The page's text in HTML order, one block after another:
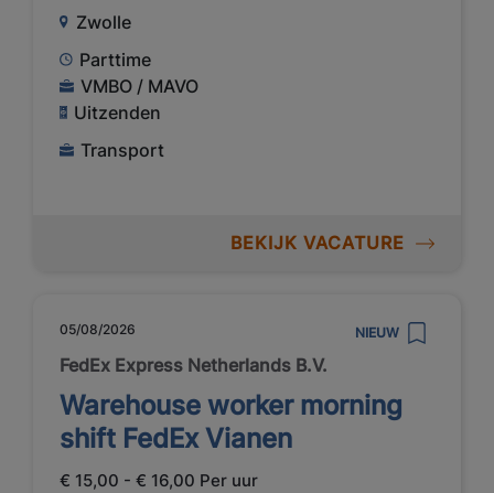
Zwolle
Parttime
VMBO / MAVO
Uitzenden
Transport
BEKIJK VACATURE
05/08/2026 NIEUW
FedEx Express Netherlands B.V.
Warehouse worker morning
shift FedEx Vianen
€ 15,00 - € 16,00 Per uur